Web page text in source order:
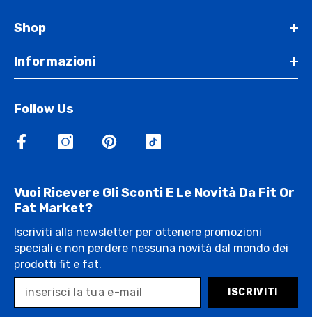
Shop
Informazioni
Follow Us
Vuoi Ricevere Gli Sconti E Le Novità Da Fit Or
Fat Market?
Iscriviti alla newsletter per ottenere promozioni
speciali e non perdere nessuna novità dal mondo dei
prodotti fit e fat.
ISCRIVITI